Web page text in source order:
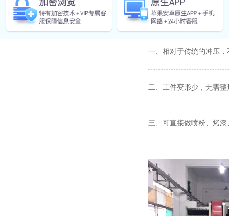
一、相对于传统的冲压
二、工件变形少，无需整
三、可直接做喷粉、烤